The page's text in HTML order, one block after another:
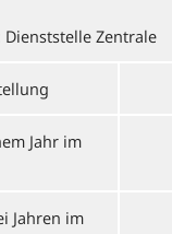
Dienststelle Zentrale
Jahr im
Jahren im